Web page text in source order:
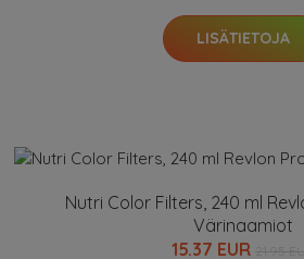
LISÄTIETOJA
Nutri Color Filters, 240 ml
Värinaamiot
15.37 EUR